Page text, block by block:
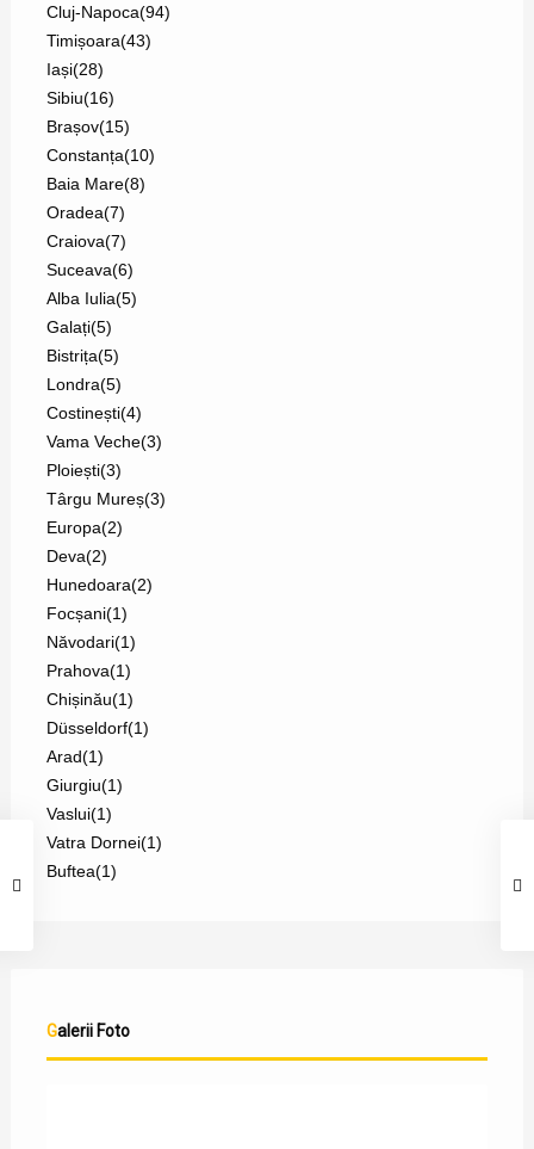
Cluj-Napoca(94)
Timișoara(43)
Iași(28)
Sibiu(16)
Brașov(15)
Constanța(10)
Baia Mare(8)
Oradea(7)
Craiova(7)
Suceava(6)
Alba Iulia(5)
Galați(5)
Bistrița(5)
Londra(5)
Costinești(4)
Vama Veche(3)
Ploiești(3)
Târgu Mureș(3)
Europa(2)
Deva(2)
Hunedoara(2)
Focșani(1)
Năvodari(1)
Prahova(1)
Chișinău(1)
Düsseldorf(1)
Arad(1)
Giurgiu(1)
Vaslui(1)
Vatra Dornei(1)
Buftea(1)
Galerii Foto